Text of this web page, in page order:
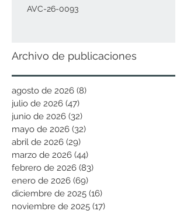
AVC-26-0093
Archivo de publicaciones
agosto de 2026 (8)
julio de 2026 (47)
junio de 2026 (32)
mayo de 2026 (32)
abril de 2026 (29)
marzo de 2026 (44)
febrero de 2026 (83)
enero de 2026 (69)
diciembre de 2025 (16)
noviembre de 2025 (17)